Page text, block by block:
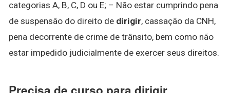
categorias A, B, C, D ou E; – Não estar cumprindo pena
de suspensão do direito de dirigir, cassação da CNH,
pena decorrente de crime de trânsito, bem como não
estar impedido judicialmente de exercer seus direitos.